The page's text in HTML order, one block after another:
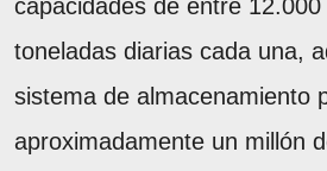
capacidades de entre
toneladas diarias cada una,
sistema de almacenamiento
aproximadamente un millón